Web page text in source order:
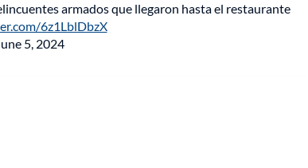
armados que llegaron hasta el restaurante
6z1LblDbzX
5, 2024